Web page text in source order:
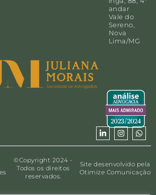
andar
Vale do
Sereno,
Nova
Lima/MG
©Copyright 2024 -
Todos os direitos
reservados.
Site desenvolvido pela
Otimize Comunicação